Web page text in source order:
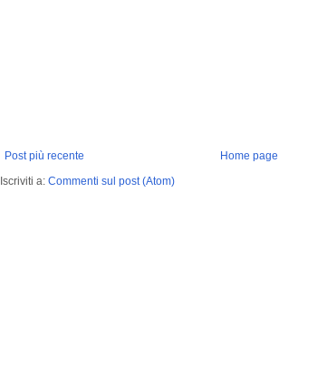
Post più recente
Home page
Iscriviti a: Commenti sul post (Atom)